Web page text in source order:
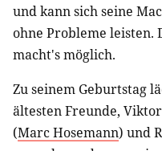
und kann sich seine
ohne Probleme leisten.
macht's möglich.
Zu seinem Geburtstag
ältesten Freunde,
(Marc Hosemann) und